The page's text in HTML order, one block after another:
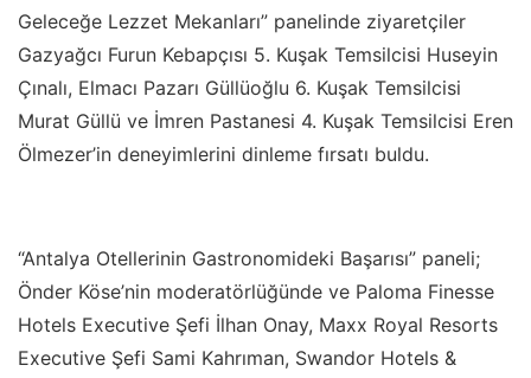
Geleceğe Lezzet Mekanları” panelinde ziyaretçiler
Gazyağcı Furun Kebapçısı 5. Kuşak Temsilcisi Huseyin
Çınalı, Elmacı Pazarı Güllüoğlu 6. Kuşak Temsilcisi
Murat Güllü ve İmren Pastanesi 4. Kuşak Temsilcisi Eren
Ölmezer’in deneyimlerini dinleme fırsatı buldu.
“Antalya Otellerinin Gastronomideki Başarısı” paneli;
Önder Köse’nin moderatörlüğünde ve Paloma Finesse
Hotels Executive Şefi İlhan Onay, Maxx Royal Resorts
Executive Şefi Sami Kahrıman, Swandor Hotels &